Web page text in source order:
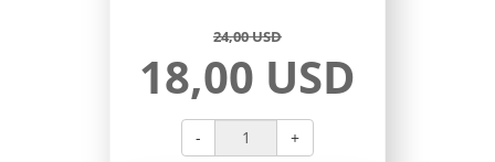
24,00 USD
18,00 USD
- +